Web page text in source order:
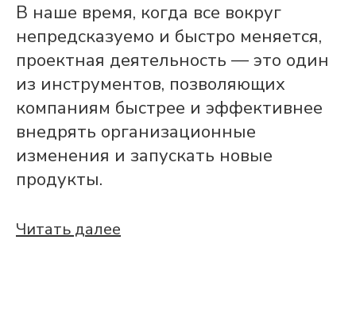
В наше время, когда все вокруг
непредсказуемо и быстро меняется,
проектная деятельность — это один
из инструментов, позволяющих
компаниям быстрее и эффективнее
внедрять организационные
изменения и запускать новые
продукты.
Читать далее